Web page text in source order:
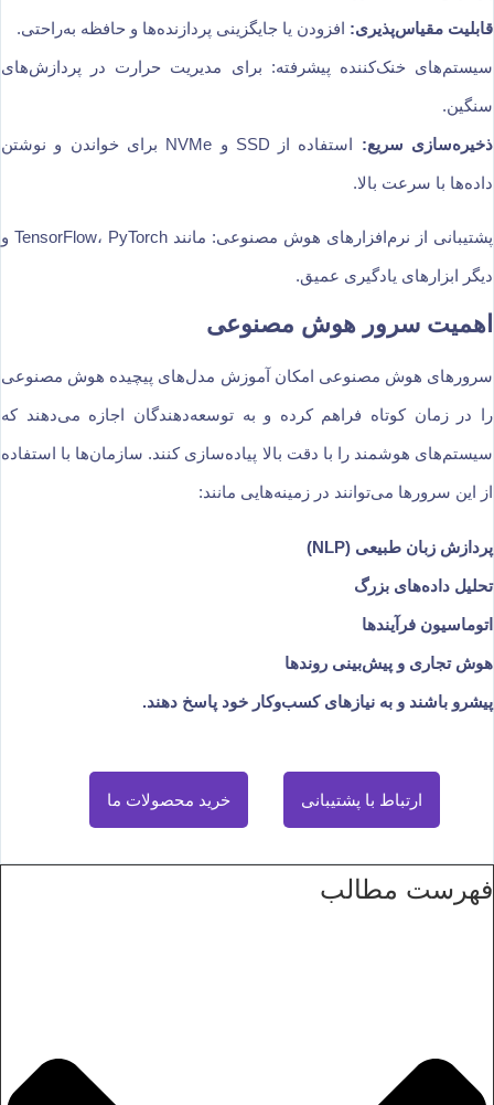
قابلیت مقیاس‌پذیری: افزودن یا جایگزینی پردازنده‌ها و حافظه به‌راحتی.
سیستم‌های خنک‌کننده پیشرفته: برای مدیریت حرارت در پردازش‌های
سنگین.
ذخیره‌سازی سریع: استفاده از SSD و NVMe برای خواندن و نوشتن
داده‌ها با سرعت بالا.
پشتیبانی از نرم‌افزارهای هوش مصنوعی: مانند TensorFlow، PyTorch و
دیگر ابزارهای یادگیری عمیق.
اهمیت سرور هوش مصنوعی
سرورهای هوش مصنوعی امکان آموزش مدل‌های پیچیده هوش مصنوعی
را در زمان کوتاه فراهم کرده و به توسعه‌دهندگان اجازه می‌دهند که
سیستم‌های هوشمند را با دقت بالا پیاده‌سازی کنند. سازمان‌ها با استفاده
از این سرورها می‌توانند در زمینه‌هایی مانند:
پردازش زبان طبیعی (NLP)
تحلیل داده‌های بزرگ
اتوماسیون فرآیندها
هوش تجاری و پیش‌بینی روندها
پیشرو باشند و به نیازهای کسب‌وکار خود پاسخ دهند.
ارتباط با پشتیبانی خرید محصولات ما
فهرست مطالب